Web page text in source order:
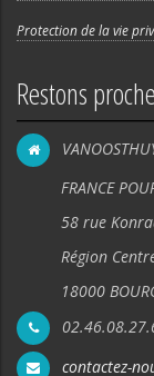
Protection de la vie
Restons
FRANCE
58 rue Konrad
Région
18000
contactez-